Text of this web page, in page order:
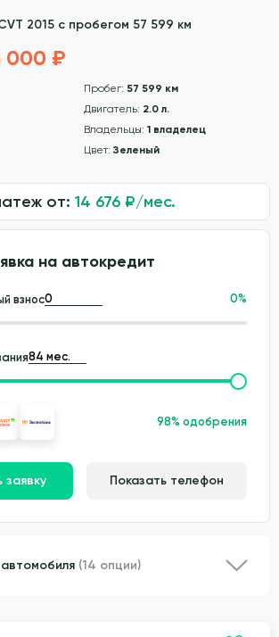
2015 с пробегом 57 599 км
000 ₽
Пробег: 57 599 км
Двигатель: 2.0 л.
Владельцы: 1 владелец
Цвет: Зеленый
от: 14 676 ₽/мес.
на автокредит
взнос 0%
98% одобрения
заявку Показать телефон
(14 опции)